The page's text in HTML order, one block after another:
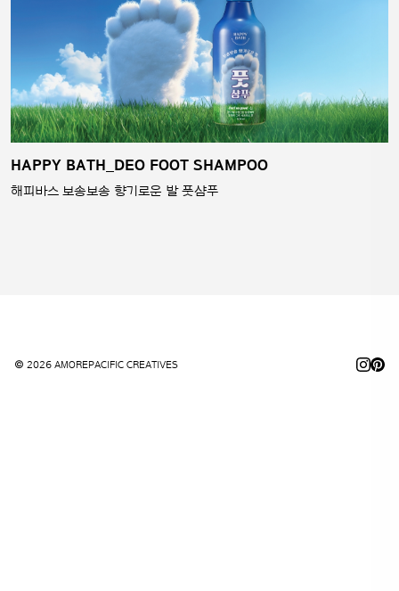
HAPPY BATH_DEO FOOT SHAMPOO
해피바스 보송보송 향기로운 발 풋샴푸
© 2026 AMOREPACIFIC CREATIVES